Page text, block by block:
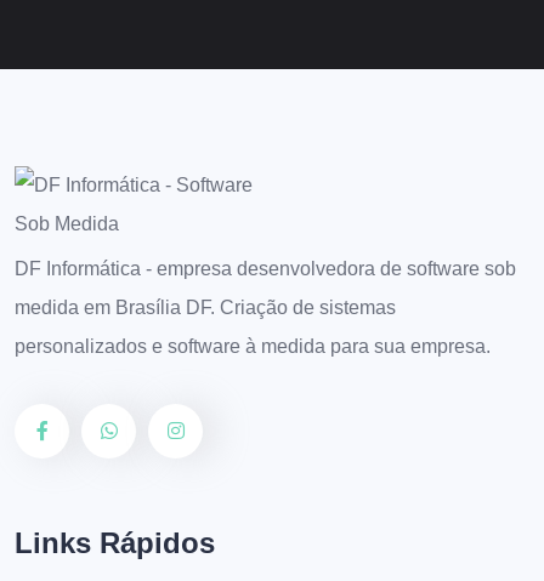
DF Informática - empresa desenvolvedora de software sob
medida em Brasília DF. Criação de sistemas
personalizados e software à medida para sua empresa.
Links Rápidos